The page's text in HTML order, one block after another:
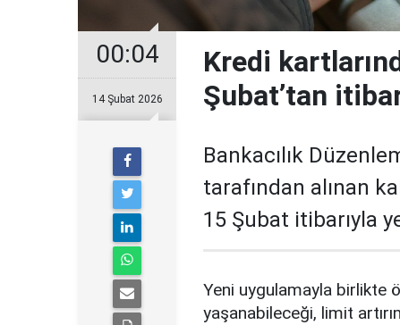
00:04
14 Şubat 2026
Kredi
Şubat’tan
Bankacılık
tarafından alınan
15 Şubat itibarıyla
Yeni uygulamayla birlikte
yaşanabileceği, limit